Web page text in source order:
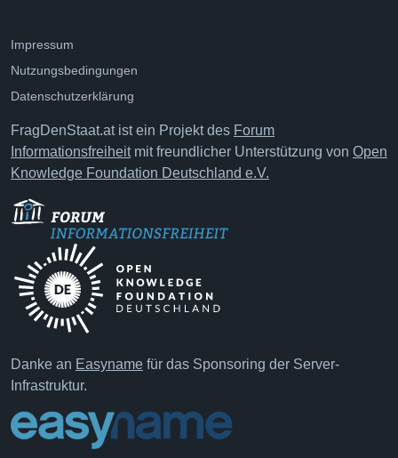
Impressum
Nutzungsbedingungen
Datenschutzerklärung
FragDenStaat.at ist ein Projekt des Forum
Informationsfreiheitmit freundlicher Unterstützung von Open
Knowledge Foundation Deutschland e.V.
Danke an Easyname für das Sponsoring der Server-
Infrastruktur.